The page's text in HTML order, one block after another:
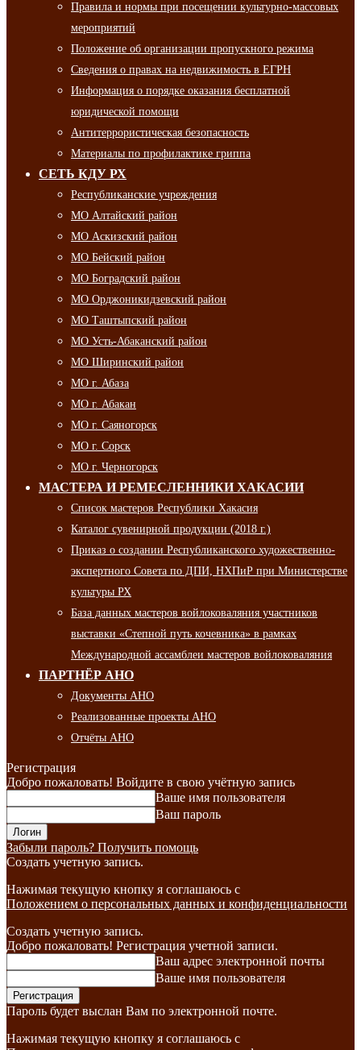
Правила и нормы при посещении культурно-массовых
мероприятий
Положение об организации пропускного режима
Сведения о правах на недвижимость в ЕГРН
Информация о порядке оказания бесплатной
юридической помощи
Антитеррористическая безопасность
Материалы по профилактике гриппа
СЕТЬ КДУ РХ
Республиканские учреждения
МО Алтайский район
МО Аскизский район
МО Бейский район
МО Боградский район
МО Орджоникидзевский район
МО Таштыпский район
МО Усть-Абаканский район
МО Ширинский район
МО г. Абаза
МО г. Абакан
МО г. Саяногорск
МО г. Сорск
МО г. Черногорск
МАСТЕРА И РЕМЕСЛЕННИКИ ХАКАСИИ
Список мастеров Республики Хакасия
Каталог сувенирной продукции (2018 г.)
Приказ о создании Республиканского художественно-
экспертного Совета по ДПИ, НХПиР при Министерстве
культуры РХ
База данных мастеров войлоковаляния участников
выставки «Степной путь кочевника» в рамках
Международной ассамблеи мастеров войлоковаляния
ПАРТНЁР АНО
Документы АНО
Реализованные проекты АНО
Отчёты АНО
Регистрация
Добро пожаловать! Войдите в свою учётную запись
Ваше имя пользователя
Ваш пароль
Забыли пароль? Получить помощь
Создать учетную запись.
Нажимая текущую кнопку я соглашаюсь с
Положением о персональных данных и конфиденциальности
Создать учетную запись.
Добро пожаловать! Регистрация учетной записи.
Ваш адрес электронной почты
Ваше имя пользователя
Пароль будет выслан Вам по электронной почте.
Нажимая текущую кнопку я соглашаюсь с